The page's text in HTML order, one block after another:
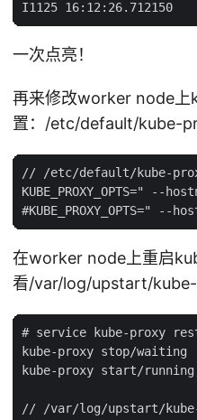
一次点亮！
再来修改worker node
置：/etc/default/kube-
// /etc/default/kube-
KUBE_PROXY_OPTS="
在worker node上重启
看/var/log/upstart/kube-
# service kube-proxy
kube-proxy stop/waiting
kube-proxy start/
// /var/log/upstart/